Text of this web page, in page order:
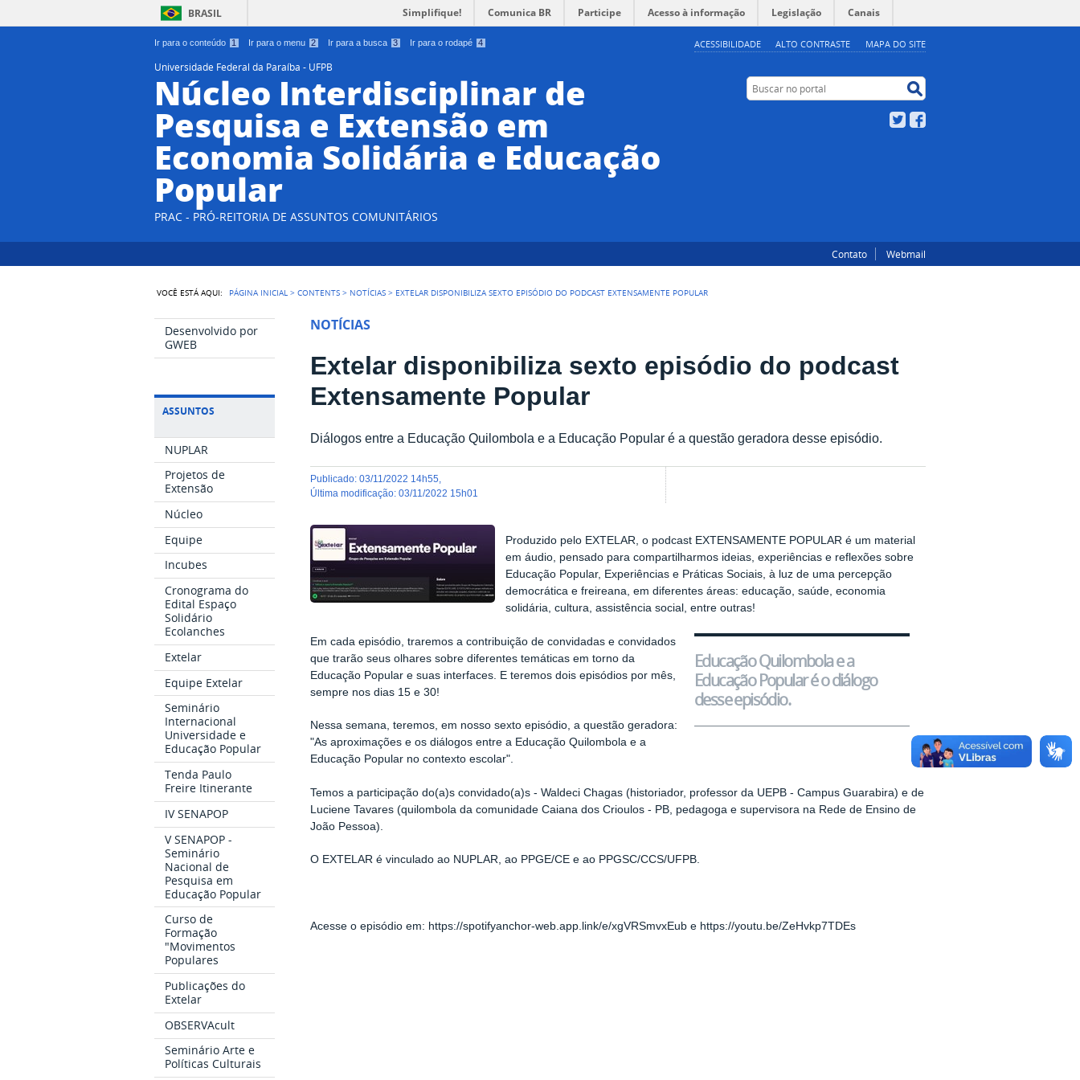
Ir para o conteúdo 1 Ir para o menu 2 Ir para a busca 3 Ir para o rodapé 4 ACESSIBILIDADE ALTO CONTRASTE MAPA DO SITE
BRASIL Simplifique! Comunica BR Participe Acesso à informação Legislação Canais
Universidade Federal da Paraíba - UFPB
Núcleo Interdisciplinar de
Pesquisa e Extensão em
Economia Solidária e Educação
Popular
PRAC - PRÓ-REITORIA DE ASSUNTOS COMUNITÁRIOS
Buscar no portal
Twitter
Contato Webmail
VOCÊ ESTÁ AQUI: PÁGINA INICIAL >CONTENTS > NOTÍCIAS > EXTELAR DISPONIBILIZA SEXTO EPISÓDIO DO PODCAST EXTENSAMENTE POPULAR
Desenvolvido por
GWEB
ASSUNTOS
NUPLAR
Projetos de
Extensão
Núcleo
Equipe
Incubes
Cronograma do
Edital Espaço
Solidário
Ecolanches
Extelar
Equipe Extelar
Seminário
Internacional
Universidade e
Educação Popular
Tenda Paulo
Freire Itinerante
IV SENAPOP
V SENAPOP -
Seminário
Nacional de
Pesquisa em
Educação Popular
Curso de
Formação
"Movimentos
Populares
Publicações do
Extelar
OBSERVAcult
Seminário Arte e
Políticas Culturais
NOTÍCIAS
Extelar disponibiliza sexto episódio do podcast
Extensamente Popular
Diálogos entre a Educação Quilombola e a Educação Popular é a questão geradora desse episódio.
publicado:03/11/2022 14h55
última modificação:03/11/2022 15h01
Produzido pelo EXTELAR, o podcast EXTENSAMENTE POPULAR é um material
em áudio, pensado para compartilharmos ideias, experiências e reflexões sobre
Educação Popular, Experiências e Práticas Sociais, à luz de uma percepção
democrática e freireana, em diferentes áreas: educação, saúde, economia
solidária, cultura, assistência social, entre outras!
Educação Quilombola e a
Educação Popular é o diálogo
desse episódio.
Em cada episódio, traremos a contribuição de convidadas e convidados
que trarão seus olhares sobre diferentes temáticas em torno da
Educação Popular e suas interfaces. E teremos dois episódios por mês,
sempre nos dias 15 e 30! ️
Nessa semana, teremos, em nosso sexto episódio, a questão geradora:
"As aproximações e os diálogos entre a Educação Quilombola e a
Educação Popular no contexto escolar".
Temos a participação do(a)s convidado(a)s - Waldeci Chagas (historiador, professor da UEPB - Campus Guarabira) e de
Luciene Tavares (quilombola da comunidade Caiana dos Crioulos - PB, pedagoga e supervisora na Rede de Ensino de
João Pessoa).
O EXTELAR é vinculado ao NUPLAR, ao PPGE/CE e ao PPGSC/CCS/UFPB.
Acesse o episódio em: https://spotifyanchor-web.app.link/e/xgVRSmvxEub e https://youtu.be/ZeHvkp7TDEs